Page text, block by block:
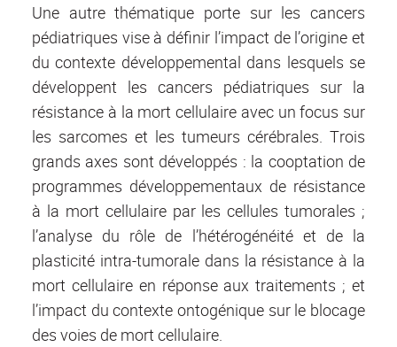
Une autre thématique porte sur les cancers
pédiatriques vise à définir l’impact de l’origine et
du contexte développemental dans lesquels se
développent les cancers pédiatriques sur la
résistance à la mort cellulaire avec un focus sur
les sarcomes et les tumeurs cérébrales. Trois
grands axes sont développés : la cooptation de
programmes développementaux de résistance
à la mort cellulaire par les cellules tumorales ;
l’analyse du rôle de l’hétérogénéité et de la
plasticité intra-tumorale dans la résistance à la
mort cellulaire en réponse aux traitements ; et
l’impact du contexte ontogénique sur le blocage
des voies de mort cellulaire.